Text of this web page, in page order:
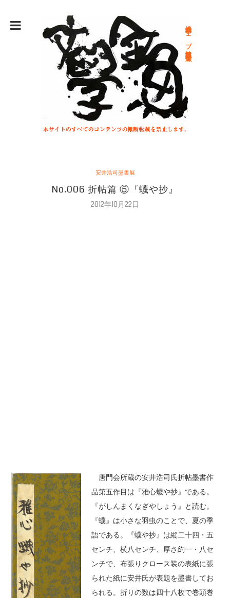
総合文学ウェブ情報誌 文学金魚
安井浩司墨書展
No.006 折帖篇 ⑤『蠛や抄』
2012年10月22日
唐門会所蔵の安井浩司氏折帖墨書作
品第五作目は『雅心蠛や抄』である。
『がしんまくなぎやしょう』と読む。
『蠛』は小さな羽虫のことで、夏の季
語である。『蠛や抄』は縦二十四・五
センチ、横八センチ、厚さ約一・八セ
ンチで、布張りクロース装の表紙に張
られた紙に安井氏が表題を墨書してお
られる。折りの数は四十八枚で巻頭巻